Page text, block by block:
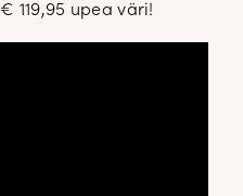
€ 119,95 upea väri!